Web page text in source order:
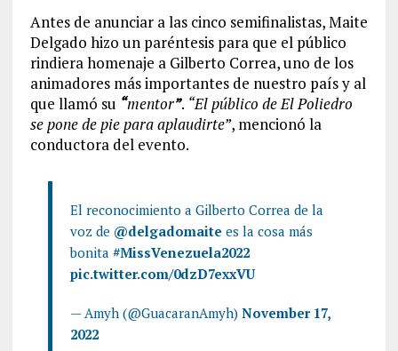
Antes de anunciar a las cinco semifinalistas, Maite
Delgado hizo un paréntesis para que el público
rindiera homenaje a Gilberto Correa, uno de los
animadores más importantes de nuestro país y al
que llamó su “mentor”. “El público de El Poliedro
se pone de pie para aplaudirte”, mencionó la
conductora del evento.
El reconocimiento a Gilberto Correa de la
voz de @delgadomaite es la cosa más
bonita #MissVenezuela2022
pic.twitter.com/0dzD7exxVU
— Amyh (@GuacaranAmyh) November 17,
2022